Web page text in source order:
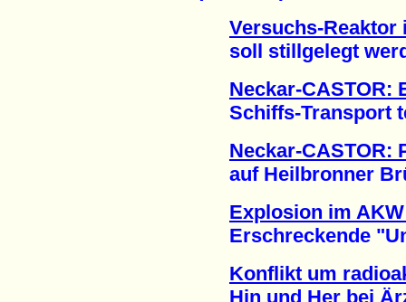
Versuchs-Reaktor
soll stillgelegt
Neckar-CASTOR:
Schiffs-Transport
Neckar-CASTOR:
auf Heilbronner
Explosion im
Erschreckende
Konflikt um
Hin und Her bei